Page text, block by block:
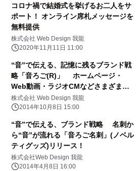
コロナ禍で結婚式を挙げるお二人をサ
ポート！ オンライン席札メッセージを
無料提供
株式会社 Web Design 我龍
2020年11月11日 11:00
“音”で伝える、記憶に残るブランド戦
略「音ろご(R)」 ホームページ・
Web動画・ラジオCMなどさまざまな
場面で導入増加
株式会社 Web Design 我龍
2014年10月8日 15:00
“音”で伝える、ブランド戦略 名刺か
ら“音”が流れる「音ろご名刺」(ノベル
ティグッズ)リリース！
株式会社Web Design 我龍
2014年4月8日 16:00